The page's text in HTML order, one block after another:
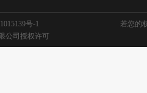
号-1
若您的
限公司授权许可